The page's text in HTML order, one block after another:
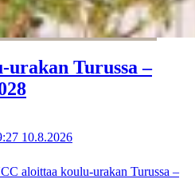
Turussa –
10.8.2026
aloittaa koulu-urakan Turussa –